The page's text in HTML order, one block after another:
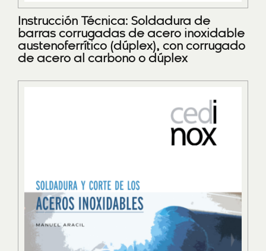
Instrucción Técnica: Soldadura de
barras corrugadas de acero inoxidable
austenoferrítico (dúplex), con corrugado
de acero al carbono o dúplex